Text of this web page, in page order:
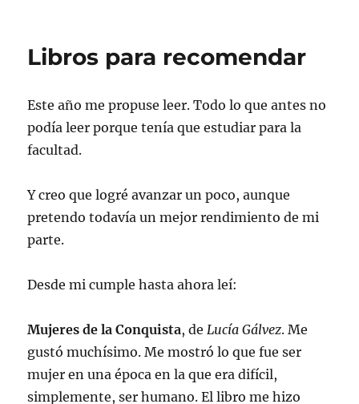
Libros para recomendar
Este año me propuse leer. Todo lo que antes no
podía leer porque tenía que estudiar para la
facultad.
Y creo que logré avanzar un poco, aunque
pretendo todavía un mejor rendimiento de mi
parte.
Desde mi cumple hasta ahora leí:
Mujeres de la Conquista, deLucía Gálvez. Me
gustó muchísimo. Me mostró lo que fue ser
mujer en una época en la que era difícil,
simplemente, ser humano. El libro me hizo